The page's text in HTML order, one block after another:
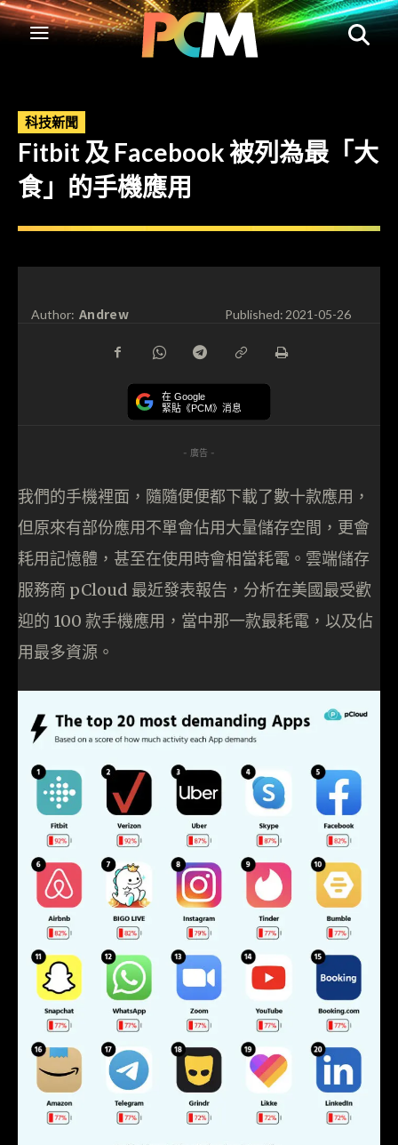
科技新聞
Fitbit 及 Facebook 被列為最「大
食」的手機應用
Author: Andrew Published:2021-05-26
在 Google
緊貼《PCM》消息
- 廣告 -
我們的手機裡面，隨隨便便都下載了數十款應用，
但原來有部份應用不單會佔用大量儲存空間，更會
耗用記憶體，甚至在使用時會相當耗電。雲端儲存
服務商 pCloud 最近發表報告，分析在美國最受歡
迎的 100 款手機應用，當中那一款最耗電，以及佔
用最多資源。